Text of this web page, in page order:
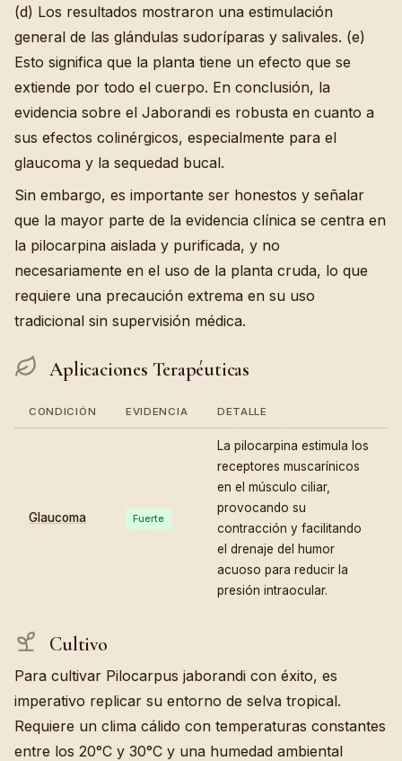
(d) Los resultados mostraron una estimulación
general de las glándulas sudoríparas y salivales. (e)
Esto significa que la planta tiene un efecto que se
extiende por todo el cuerpo. En conclusión, la
evidencia sobre el Jaborandi es robusta en cuanto a
sus efectos colinérgicos, especialmente para el
glaucoma y la sequedad bucal.
Sin embargo, es importante ser honestos y señalar
que la mayor parte de la evidencia clínica se centra en
la pilocarpina aislada y purificada, y no
necesariamente en el uso de la planta cruda, lo que
requiere una precaución extrema en su uso
tradicional sin supervisión médica.
Aplicaciones Terapéuticas
CONDICIÓN EVIDENCIA DETALLE
Glaucoma Fuerte
La pilocarpina estimula los
receptores muscarínicos
en el músculo ciliar,
provocando su
contracción y facilitando
el drenaje del humor
acuoso para reducir la
presión intraocular.
Cultivo
Para cultivar Pilocarpus jaborandi con éxito, es
imperativo replicar su entorno de selva tropical.
Requiere un clima cálido con temperaturas constantes
entre los 20°C y 30°C y una humedad ambiental